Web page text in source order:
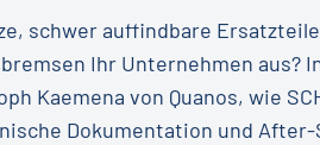
schwer auffindbare
Ihr Unternehmen aus?
Kaemena von Quanos, wie
Dokumentation und